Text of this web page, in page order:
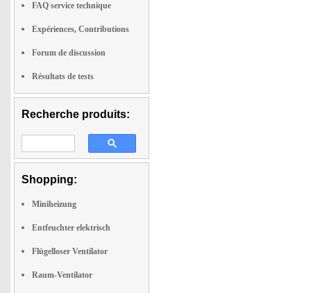
FAQ service technique
Expériences, Contributions
Forum de discussion
Résultats de tests
Recherche produits:
Shopping:
Miniheizung
Entfeuchter elektrisch
Flügelloser Ventilator
Raum-Ventilator